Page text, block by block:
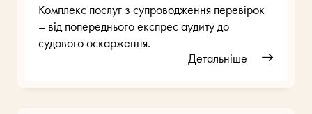
Комплекс послуг з супроводження перевірок
– від попереднього експрес аудиту до
судового оскарження.
Детальніше